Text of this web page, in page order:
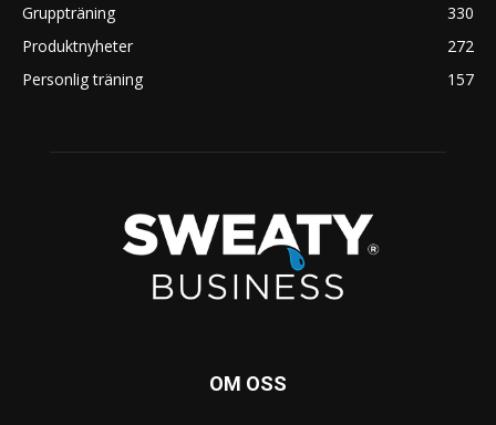
Gruppträning
330
Produktnyheter
272
Personlig träning
157
OM OSS